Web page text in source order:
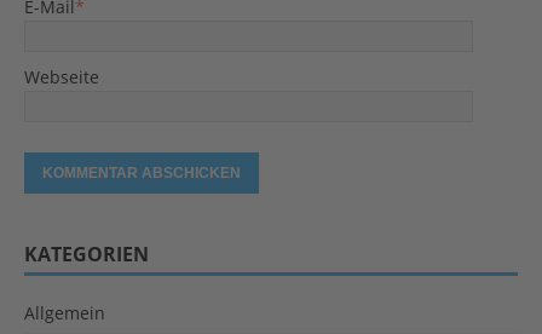
E-Mail*
Webseite
KATEGORIEN
Allgemein